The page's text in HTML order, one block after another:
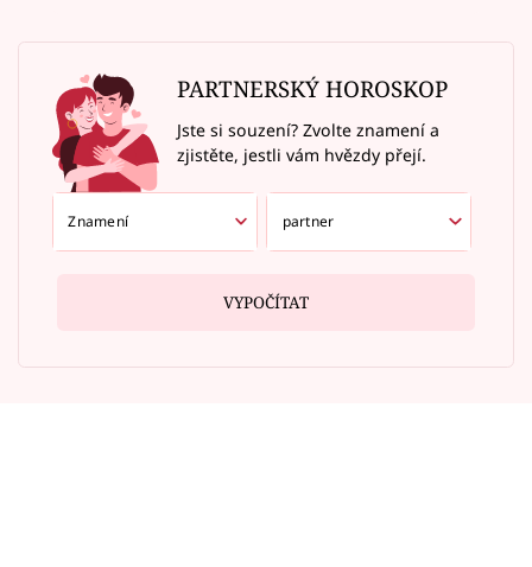
PARTNERSKÝ HOROSKOP
Jste si souzení? Zvolte znamení a
zjistěte, jestli vám hvězdy přejí.
VYPOČÍTAT